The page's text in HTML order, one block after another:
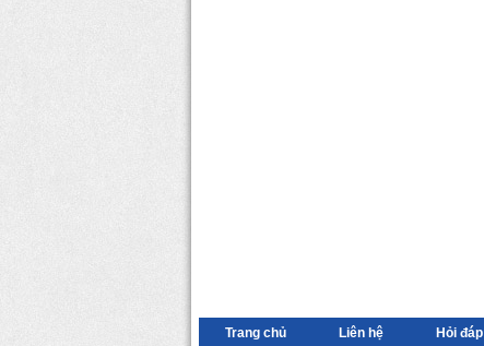
Trang chủ Liên hệ Hỏi đáp